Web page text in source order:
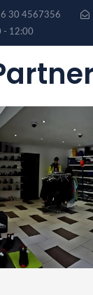
30 4567356
- 12:00